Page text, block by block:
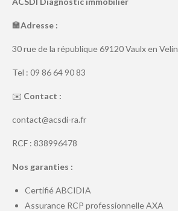
🏣Adresse :
30 rue de la république 69120 Vaulx en Velin
Tel : 09 86 64 90 83
✉️ Contact :
contact@acsdi-ra.fr
RCF : 838996478
Nos garanties :
Certifié ABCIDIA
Assurance RCP professionnelle AXA